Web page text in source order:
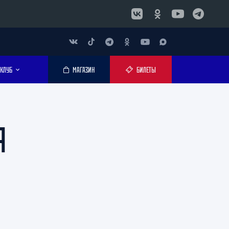
КЛУБ МАГАЗИН БИЛЕТЫ